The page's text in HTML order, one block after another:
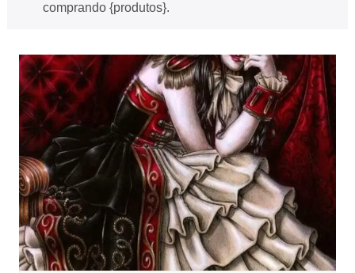
comprando {produtos}.